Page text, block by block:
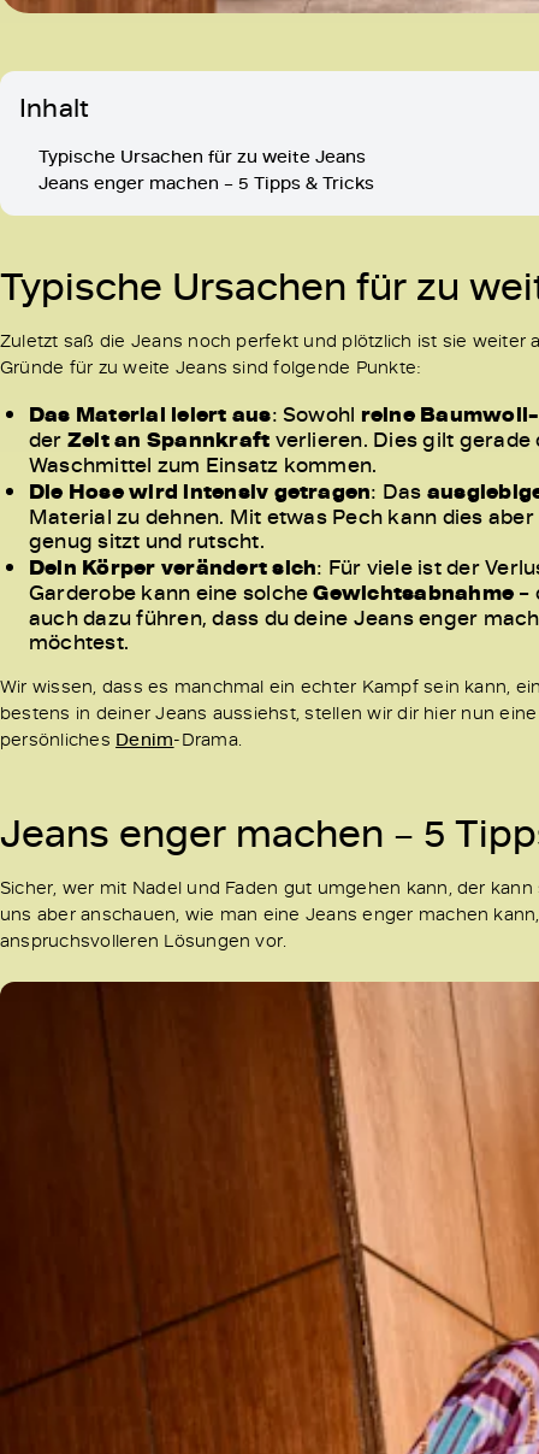
Inhalt
Typische Ursachen für zu weite Jeans
Jeans enger machen – 5 Tipps & Tricks
Typische Ursachen für zu
Zuletzt saß die Jeans noch perfekt und plötzlich ist sie
Gründe für zu weite Jeans sind folgende Punkte:
Das Material leiert aus: Sowohl reine
der Zeit an Spannkraft verlieren. Dies gilt
Waschmittel zum Einsatz kommen.
Die Hose wird intensiv getragen: Das
Material zu dehnen. Mit etwas Pech kann dies
genug sitzt und rutscht.
Dein Körper verändert sich: Für viele ist der
Garderobe kann eine solcheGewichtsabnahme –
auch dazu führen, dass du deine Jeans enger
möchtest.
Wir wissen, dass es manchmal ein echter Kampf sein kann,
bestens in deiner Jeans aussiehst, stellen wir dir hier nun
persönliches Denim-Drama.
Jeans enger machen – 5
Sicher, wer mit Nadel und Faden gut umgehen kann, der
uns aber anschauen, wie man eine Jeans enger machen
anspruchsvolleren Lösungen vor.